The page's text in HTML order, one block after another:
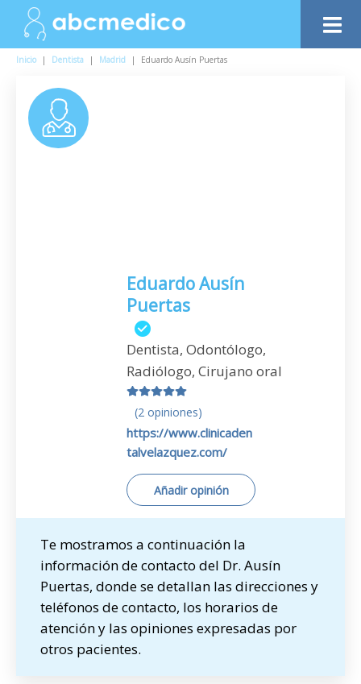
Inicio | Dentista | Madrid | Eduardo Ausín Puertas
Eduardo Ausín
Puertas
Dentista, Odontólogo,
Radiólogo, Cirujano oral
(2 opiniones)
https://www.clinicaden
talvelazquez.com/
Añadir opinión
Te mostramos a continuación la
información de contacto del Dr. Ausín
Puertas, donde se detallan las direcciones y
teléfonos de contacto, los horarios de
atención y las opiniones expresadas por
otros pacientes.